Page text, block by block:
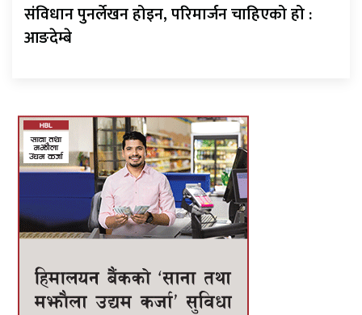
संविधान पुनर्लेखन होइन, परिमार्जन चाहिएको हो :
आङदेम्बे